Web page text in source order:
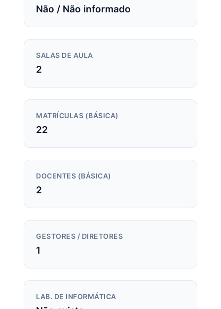
Não / Não informado
SALAS DE AULA
2
MATRÍCULAS (BÁSICA)
22
DOCENTES (BÁSICA)
2
GESTORES / DIRETORES
1
LAB. DE INFORMÁTICA